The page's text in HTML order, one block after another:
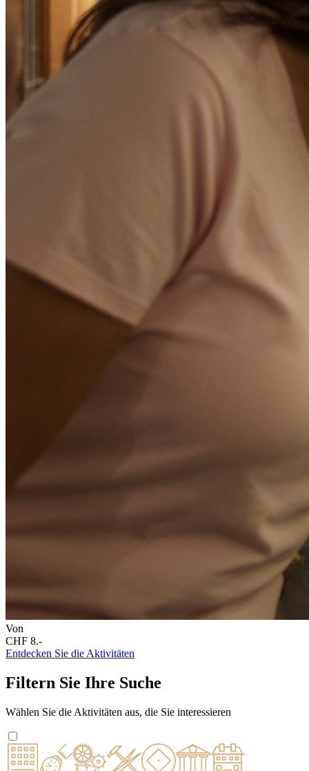
Von
CHF 8.-
Entdecken Sie die Aktivitäten
Filtern Sie Ihre Suche
Wählen Sie die Aktivitäten aus, die Sie interessieren